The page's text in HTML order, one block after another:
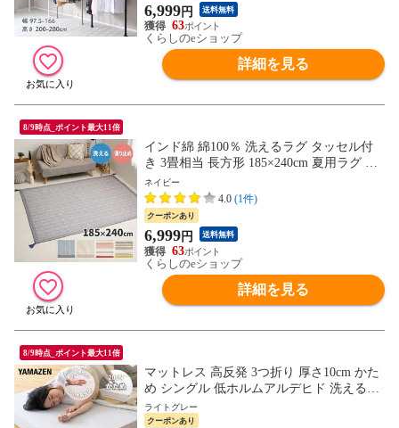
6,999円 送料無料
63
くらしのeショップ
詳細を見る
8/9時点_ポイント最大11倍
インド綿 綿100％ 洗えるラグ タッセル付
き 3畳相当 長方形 185×240cm 夏用ラグ ラ
グマット カーペット カラフル センターラ
グ 柄 ボーダー 幾何学 北欧 ナチュラル シ
ンプル レトロ 西海岸 ホットカーペット対
応 リビングラグ 萩原 【送料無料】
ネイビー
4.0 (1件)
クーポンあり
6,999円 送料無料
63
くらしのeショップ
詳細を見る
8/9時点_ポイント最大11倍
マットレス 高反発 3つ折り 厚さ10cm かた
め シングル 低ホルムアルデヒド 洗えるカ
バー 高密度 200N 敷き布団 三つ折り 高反
発マットレス ベッド 山善 YAMAZEN 【送
ライトグレー
クーポンあり